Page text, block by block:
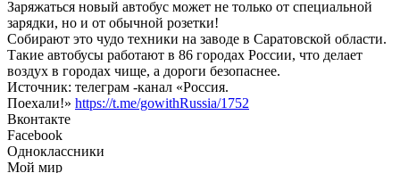
Заряжаться новый автобус может не только от специальной
зарядки, но и от обычной розетки!
Собирают это чудо техники на заводе в Саратовской области.
Такие автобусы работают в 86 городах России, что делает
воздух в городах чище, а дороги безопаснее.
Источник: телеграм -канал «Россия.
Поехали!» https://t.me/gowithRussia/1752
Вконтакте
Facebook
Одноклассники
Мой мир